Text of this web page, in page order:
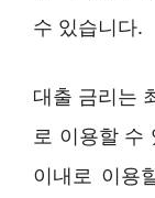
수 있습니다.
대출 금리는
로 이용할 수
이내로 이용